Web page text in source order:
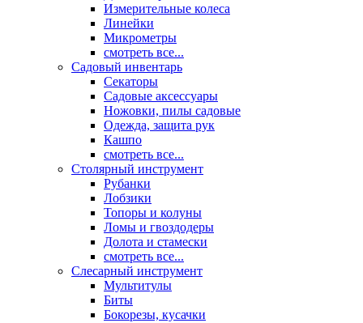
Измерительные колеса
Линейки
Микрометры
смотреть все...
Садовый инвентарь
Секаторы
Садовые аксессуары
Ножовки, пилы садовые
Одежда, защита рук
Кашпо
смотреть все...
Столярный инструмент
Рубанки
Лобзики
Топоры и колуны
Ломы и гвоздодеры
Долота и стамески
смотреть все...
Слесарный инструмент
Мультитулы
Биты
Бокорезы, кусачки